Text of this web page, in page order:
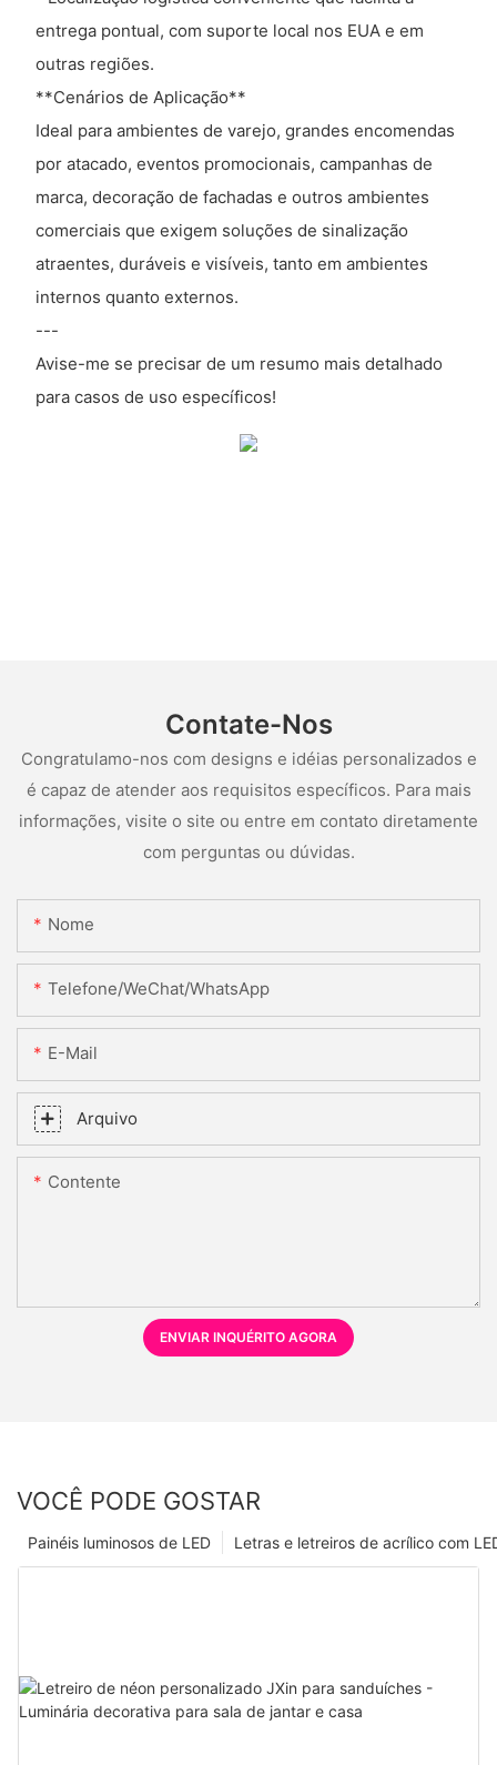
entrega pontual, com suporte local nos EUA e em
outras regiões.
**Cenários de Aplicação**
Ideal para ambientes de varejo, grandes encomendas
por atacado, eventos promocionais, campanhas de
marca, decoração de fachadas e outros ambientes
comerciais que exigem soluções de sinalização
atraentes, duráveis ​​e visíveis, tanto em ambientes
internos quanto externos.
---
Avise-me se precisar de um resumo mais detalhado
para casos de uso específicos!
Contate-Nos
Congratulamo-nos com designs e idéias personalizados e
é capaz de atender aos requisitos específicos. Para mais
informações, visite o site ou entre em contato diretamente
com perguntas ou dúvidas.
Nome
Telefone/WeChat/WhatsApp
E-Mail
Arquivo
Contente
ENVIAR INQUÉRITO AGORA
VOCÊ PODE GOSTAR
Letras e letreiros de acrílico com
Painéis luminosos de LED